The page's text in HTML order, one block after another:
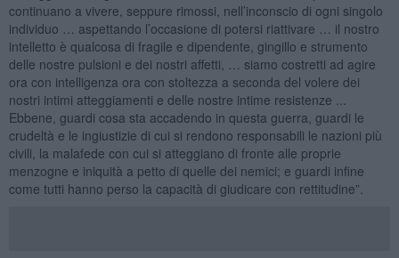
continuano a vivere, seppure rimossi, nell’inconscio di ogni singolo
individuo … aspettando l’occasione di potersi riattivare … il nostro
intelletto è qualcosa di fragile e dipendente, gingillo e strumento
delle nostre pulsioni e dei nostri affetti, … siamo costretti ad agire
ora con intelligenza ora con stoltezza a seconda del volere dei
nostri intimi atteggiamenti e delle nostre intime resistenze ...
Ebbene, guardi cosa sta accadendo in questa guerra, guardi le
crudeltà e le ingiustizie di cui si rendono responsabili le nazioni più
civili, la malafede con cui si atteggiano di fronte alle proprie
menzogne e iniquità a petto di quelle dei nemici; e guardi infine
come tutti hanno perso la capacità di giudicare con rettitudine”.